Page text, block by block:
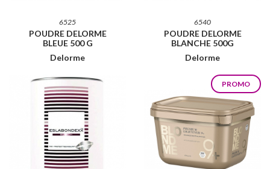
6525
POUDRE DELORME
BLEUE 500 G
Delorme
6540
POUDRE DELORME
BLANCHE 500G
Delorme
PROMO